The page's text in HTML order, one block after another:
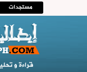
مستجدات